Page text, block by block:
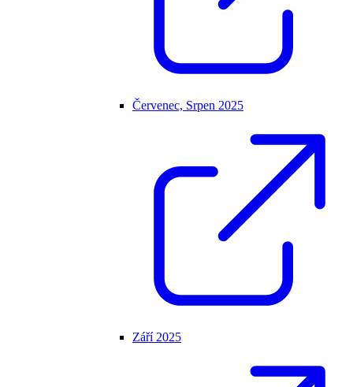
Červenec, Srpen 2025
Září 2025